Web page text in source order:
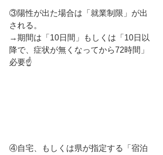
③陽性が出た場合は「就業制限」が出
される。
→期間は「10日間」もしくは「10日以
降で、症状が無くなってから72時間」
必要☝️
④自宅、もしくは県が指定する「宿泊